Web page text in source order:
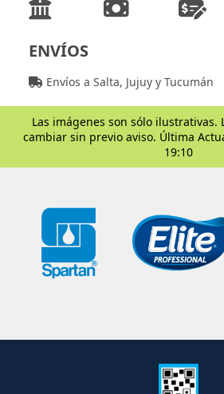
ENVÍOS
Envíos a Salta, Jujuy y Tucumán
Las imágenes son sólo ilustrativas.
cambiar sin previo aviso. Última
19:10